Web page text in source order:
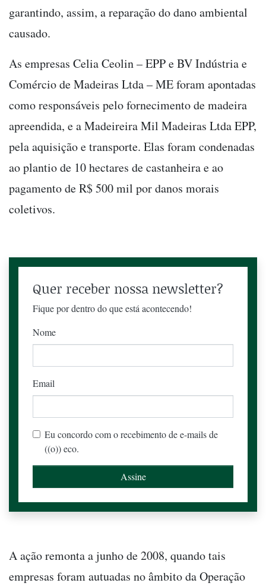
garantindo, assim, a reparação do dano ambiental
causado.
As empresas Celia Ceolin – EPP e BV Indústria e
Comércio de Madeiras Ltda – ME foram apontadas
como responsáveis pelo fornecimento de madeira
apreendida, e a Madeireira Mil Madeiras Ltda EPP,
pela aquisição e transporte. Elas foram condenadas
ao plantio de 10 hectares de castanheira e ao
pagamento de R$ 500 mil por danos morais
coletivos.
Quer receber nossa newsletter?
Fique por dentro do que está acontecendo!
Nome
Email
Eu concordo com o recebimento de e-mails de
((o)) eco.
A ação remonta a junho de 2008, quando tais
empresas foram autuadas no âmbito da Operação